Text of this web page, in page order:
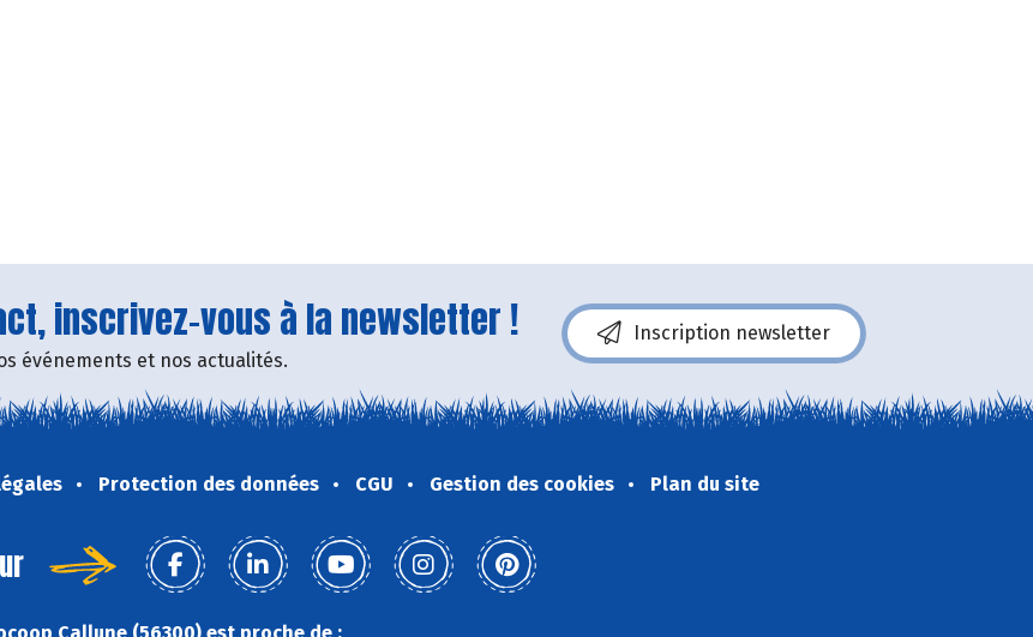
inscrivez-vous à la newsletter !
événements et nos actualités.
Inscription newsletter
Protection des données CGU Gestion des cookies Plan du site
Callune (56300) est proche de :